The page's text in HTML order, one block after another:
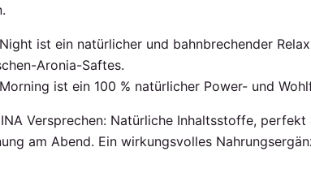
ist ein natürlicher und bahnbrechender
Aronia-Saftes.
ist ein 100 % natürlicher Power- und
Versprechen: Natürliche Inhaltsstoffe,
am Abend. Ein wirkungsvolles